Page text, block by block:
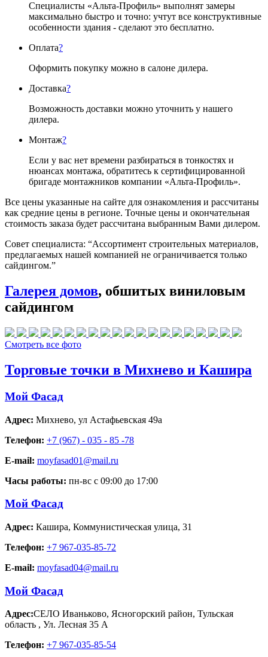
Специалисты «Альта-Профиль» выполнят замеры
максимально быстро и точно: учтут все конструктивные
особенности здания - сделают это бесплатно.
Оплата?
Оформить покупку можно в салоне дилера.
Доставка?
Возможность доставки можно уточнить у нашего
дилера.
Монтаж?
Если у вас нет времени разбираться в тонкостях и
нюансах монтажа, обратитесь к сертифицированной
бригаде монтажников компании «Альта-Профиль».
Все цены указанные на сайте для ознакомления и рассчитаны
как средние цены в регионе. Точные цены и окончательная
стоимость заказа будет рассчитана выбранным Вами дилером.
Совет специалиста: “Ассортимент строительных материалов,
предлагаемых нашей компанией не ограничивается только
сайдингом.”
Галерея домов, обшитых виниловым
сайдингом
Смотреть все фото
Торговые точки в Михнево и Кашира
Мой Фасад
Адрес: Михнево, ул Астафьевская 49а
Телефон: +7 (967) - 035 - 85 -78
E-mail: moyfasad01@mail.ru
Часы работы: пн-вс с 09:00 до 17:00
Мой Фасад
Адрес: Кашира, Коммунистическая улица, 31
Телефон: +7 967-035-85-72
E-mail: moyfasad04@mail.ru
Мой Фасад
Адрес:СЕЛО Иваньково, Ясногорский район, Тульская
область , Ул. Лесная 35 А
Телефон: +7 967-035-85-54